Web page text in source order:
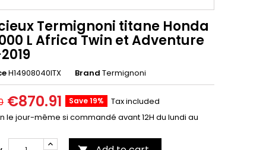
Termignoni titane Honda
L Africa Twin et Adventure
H14908040ITX Brand Termignoni
€870.91 Save 19%
Tax included
le jour-même si commandé avant 12H du lundi au